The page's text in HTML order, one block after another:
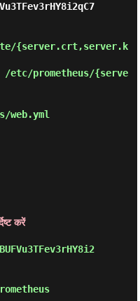
{server.crt,server.k
etc/prometheus/{serve
web.yml
करें